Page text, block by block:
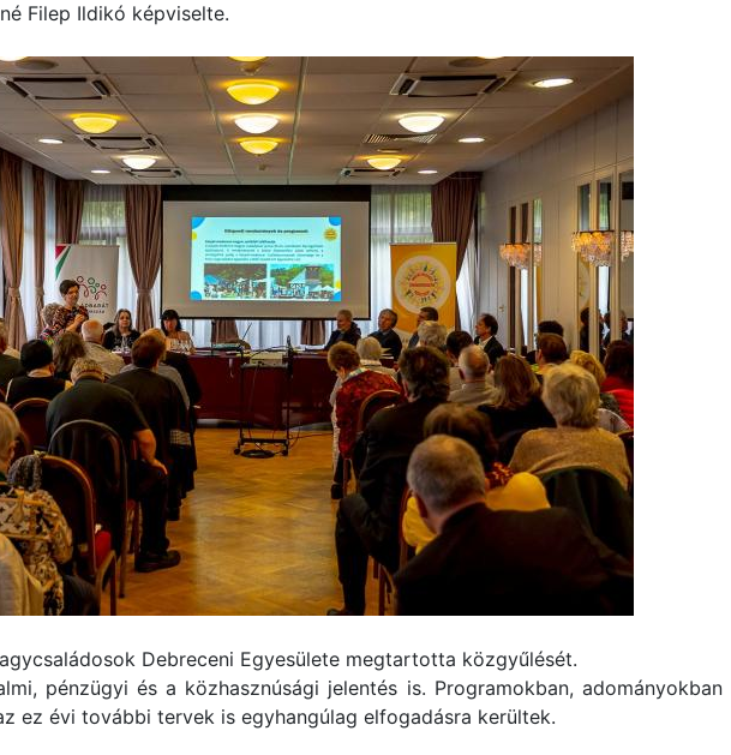
Filep Ildikó képviselte.
Debreceni Egyesülete megtartotta közgyűlését.
pénzügyi és a közhasznúsági jelentés is. Programokban, adományokban
ez évi további tervek is egyhangúlag elfogadásra kerültek.